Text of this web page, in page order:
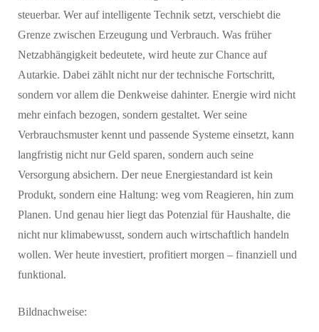
steuerbar. Wer auf intelligente Technik setzt, verschiebt die
Grenze zwischen Erzeugung und Verbrauch. Was früher
Netzabhängigkeit bedeutete, wird heute zur Chance auf
Autarkie. Dabei zählt nicht nur der technische Fortschritt,
sondern vor allem die Denkweise dahinter. Energie wird nicht
mehr einfach bezogen, sondern gestaltet. Wer seine
Verbrauchsmuster kennt und passende Systeme einsetzt, kann
langfristig nicht nur Geld sparen, sondern auch seine
Versorgung absichern. Der neue Energiestandard ist kein
Produkt, sondern eine Haltung: weg vom Reagieren, hin zum
Planen. Und genau hier liegt das Potenzial für Haushalte, die
nicht nur klimabewusst, sondern auch wirtschaftlich handeln
wollen. Wer heute investiert, profitiert morgen – finanziell und
funktional.
Bildnachweise: